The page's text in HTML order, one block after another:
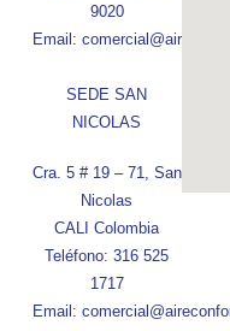
9020
Email:
SEDE SAN
NICOLAS
Cra. 5 # 19 – 71, San
Nicolas
CALI Colombia
Teléfono: 316 525
1717
Email: